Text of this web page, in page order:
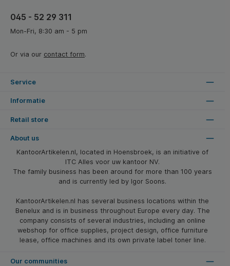
045 - 52 29 311
Mon-Fri, 8:30 am - 5 pm
Or via our contact form.
Service
Informatie
Retail store
About us
KantoorArtikelen.nl, located in Hoensbroek, is an initiative of
ITC Alles voor uw kantoor NV.
The family business has been around for more than 100 years
and is currently led by Igor Soons.
KantoorArtikelen.nl has several business locations within the
Benelux and is in business throughout Europe every day. The
company consists of several industries, including an online
webshop for office supplies, project design, office furniture
lease, office machines and its own private label toner line.
Our communities